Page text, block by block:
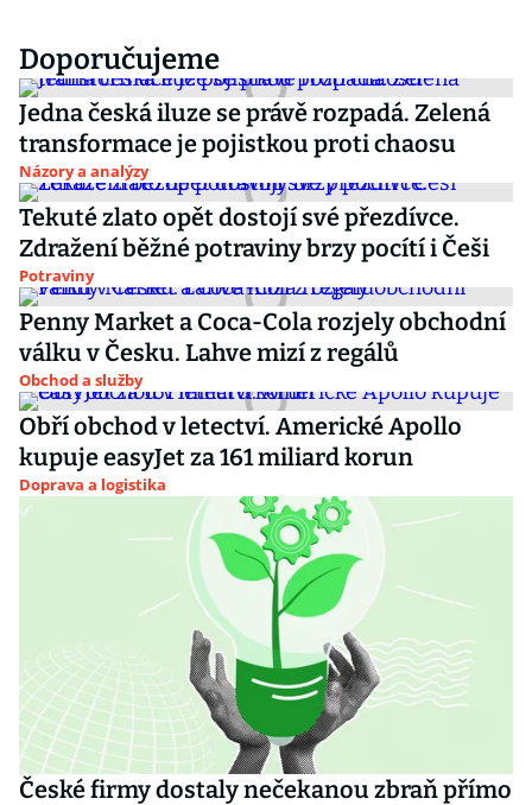
Doporučujeme
Jedna česká iluze se právě rozpadá. Zelená
transformace je pojistkou proti chaosu
Názory a analýzy
Tekuté zlato opět dostojí své přezdívce.
Zdražení běžné potraviny brzy pocítí i Češi
Potraviny
Penny Market a Coca-Cola rozjely obchodní
válku v Česku. Lahve mizí z regálů
Obchod a služby
Obří obchod v letectví. Americké Apollo
kupuje easyJet za 161 miliard korun
Doprava a logistika
České firmy dostaly nečekanou zbraň přímo